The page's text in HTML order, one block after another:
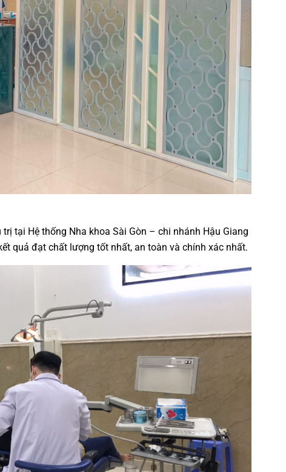
tại Hệ thống Nha khoa Sài Gòn – chi nhánh Hậu Giang
quả đạt chất lượng tốt nhất, an toàn và chính xác nhất.